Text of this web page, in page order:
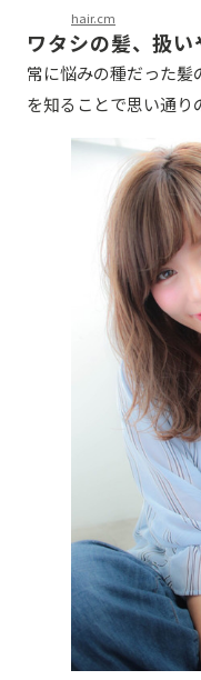
hair.cm
ワタシの髪、扱
常に悩みの種だった
を知ることで思い通り